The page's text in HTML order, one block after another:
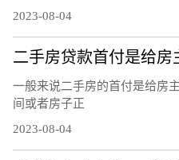
2023-08-04
二手房贷款首付是给房
一般来说二手房的首付是给房
间或者房子正
2023-08-04